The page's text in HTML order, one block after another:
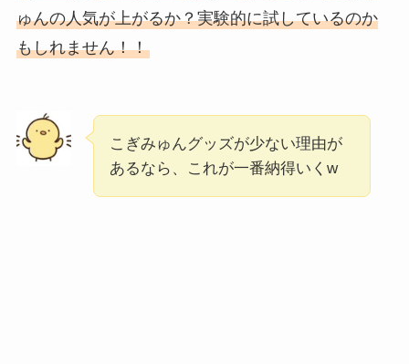
ゅんの人気が上がるか？実験的に試しているのか
もしれません！！
こぎみゅんグッズが少ない理由が
あるなら、これが一番納得いくw